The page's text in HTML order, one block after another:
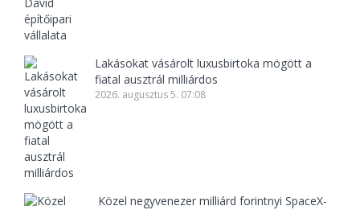
Lakásokat vásárolt luxusbirtoka mögött a
fiatal ausztrál milliárdos
2026. augusztus 5. 07:08
Közel negyvenezer milliárd forintnyi SpaceX-